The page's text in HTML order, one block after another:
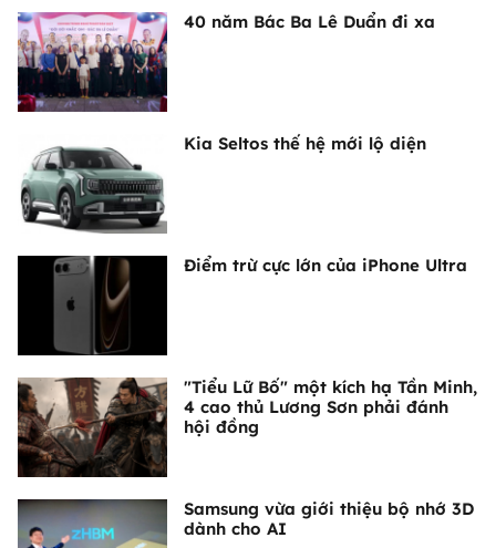
40 năm Bác Ba Lê Duẩn đi xa
Kia Seltos thế hệ mới lộ diện
Điểm trừ cực lớn của iPhone Ultra
"Tiểu Lữ Bố" một kích hạ Tần Minh,
4 cao thủ Lương Sơn phải đánh
hội đồng
Samsung vừa giới thiệu bộ nhớ 3D
dành cho AI